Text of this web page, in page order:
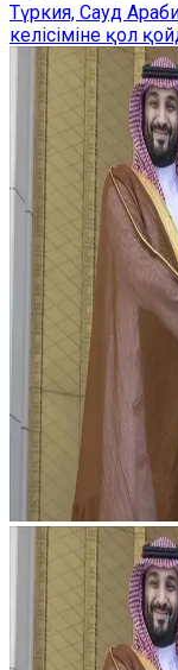
Түркия, Сауд
келісіміне қол